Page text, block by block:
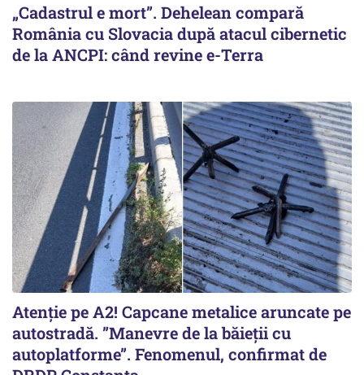
„Cadastrul e mort”. Dehelean compară
România cu Slovacia după atacul cibernetic
de la ANCPI: când revine e-Terra
Atenție pe A2! Capcane metalice aruncate pe
autostradă. ”Manevre de la băieții cu
autoplatforme”. Fenomenul, confirmat de